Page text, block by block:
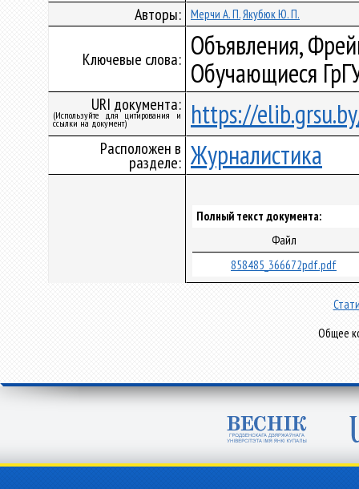
Авторы: Мерчи А. П.Якубюк Ю. П.
Ключевые слова: Объявления,
Обучающиеся
URI документа:
(Используйте для цитирования и
ссылки на документ) https://
Расположен в
разделе: Журналистика
Полный текст документа:
Файл
858485_366672pdf.pdf
Общее